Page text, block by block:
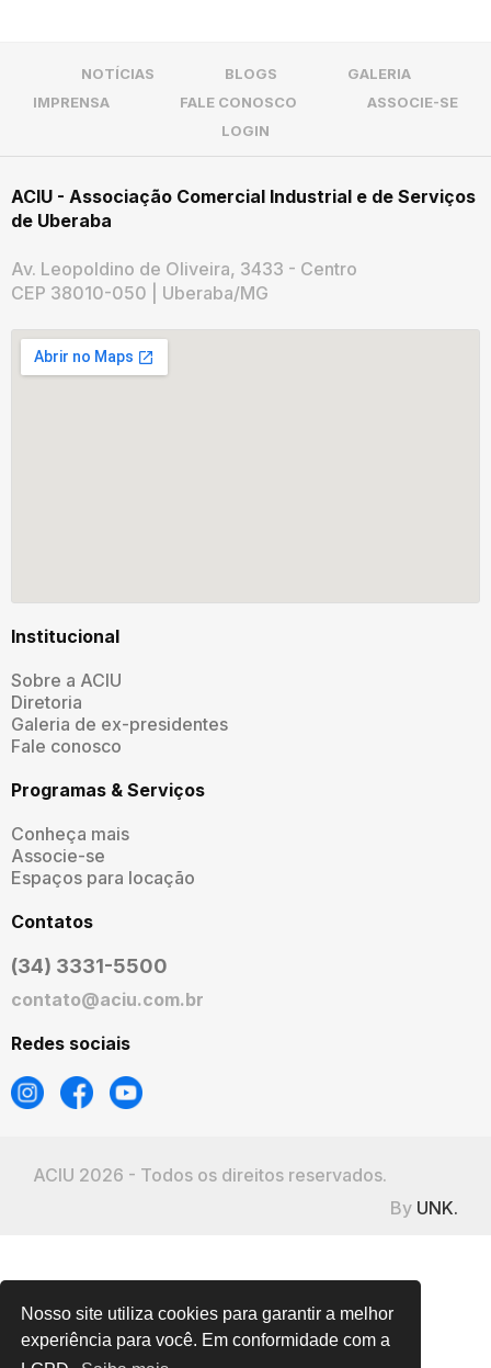
Nosso site utiliza cookies para garantir a melhor
experiência para você. Em conformidade com a
NOTÍCIAS BLOGS
GALERIA
IMPRENSA
FALE CONOSCO
ASSOCIE-SE
LOGIN
ACIU - Associação Comercial Industrial e de Serviços
de Uberaba
Av. Leopoldino de Oliveira, 3433 - Centro
CEP 38010-050 | Uberaba/MG
Institucional
Sobre a ACIU
Diretoria
Galeria de ex-presidentes
Fale conosco
Programas & Serviços
Conheça mais
Associe-se
Espaços para locação
Contatos
(34) 3331-5500
contato@aciu.com.br
Redes sociais
ACIU 2026 - Todos os direitos reservados.
By UNK.